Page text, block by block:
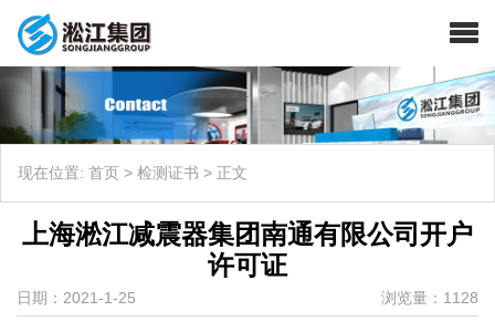
现在位置: 首页 > 检测证书 > 正文
上海淞江减震器集团南通有限公司开户
许可证
日期：2021-1-25 浏览量：1128